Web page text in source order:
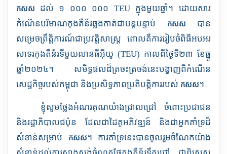
កសស ដល់ ១ ០០០ ០០០ TEU ក្នុងមួយឆ្នាំ។ ដោយសារ
កំណើនបរិមាណកុងតឺន័រឆ្លងកាត់ជាបន្តបន្ទាប់
កសស
បាន
សម្រេចព្រឹត្តិការណ៍ជាប្រវត្តិសាស្ត្រ ពោលគឺការរៀបចំពិធីអបអរ
សាទរកុងតឺន័រទីមួយលានធីអ៊ីយូ (TEU) កាលពីថ្ងៃទី២៣ ខែធ្នូ
ឆ្នាំ២០២៤។ សមិទ្ធផលដ៏ត្រចះត្រចង់នេះបង្ហាញពីកំណើន
សេដ្ឋកិច្ចរបស់កម្ពុជា និងប្រសិទ្ធភាពប្រតិបត្តិការរបស់ កសស។
ខ្ញុំសូមថ្លែងអំណរគុណយ៉ាងជ្រាលជ្រៅ ចំពោះប្រជាជន
និងរដ្ឋាភិបាលជប៉ុន ដែលជាដៃគូអភិវឌ្ឍន៍ និងជាអ្នកគាំទ្រដ៏
សំខាន់សម្រាប់
កសស។
ការគាំទ្រនេះបានចូលរួមចំណែកយ៉ាង